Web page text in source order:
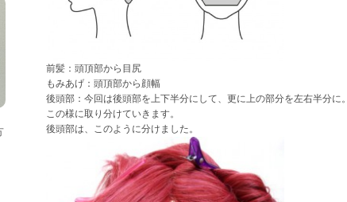
前髪：頭頂部から目尻
もみあげ：頭頂部から顔幅
後頭部：今回は後頭部を上下半分にして、更に上の部分を左右半分に。
この様に取り分けていきます。
後頭部は、このように分けました。